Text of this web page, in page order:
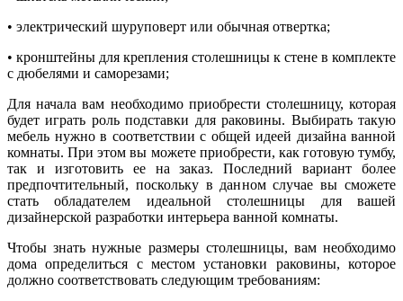
• электрический шуруповерт или обычная отвертка;
• кронштейны для крепления столешницы к стене в комплекте
с дюбелями и саморезами;
Для начала вам необходимо приобрести столешницу, которая
будет играть роль подставки для раковины. Выбирать такую
мебель нужно в соответствии с общей идеей дизайна ванной
комнаты. При этом вы можете приобрести, как готовую тумбу,
так и изготовить ее на заказ. Последний вариант более
предпочтительный, поскольку в данном случае вы сможете
стать обладателем идеальной столешницы для вашей
дизайнерской разработки интерьера ванной комнаты.
Чтобы знать нужные размеры столешницы, вам необходимо
дома определиться с местом установки раковины, которое
должно соответствовать следующим требованиям: